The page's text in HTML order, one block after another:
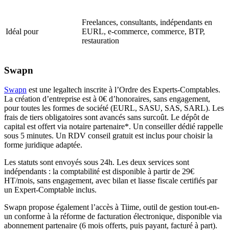
Idéal pour
Freelances, consultants, indépendants en
EURL, e-commerce, commerce, BTP,
restauration
Swapn
Swapn est une legaltech inscrite à l’Ordre des Experts-Comptables.
La création d’entreprise est à 0€ d’honoraires, sans engagement,
pour toutes les formes de société (EURL, SASU, SAS, SARL). Les
frais de tiers obligatoires sont avancés sans surcoût. Le dépôt de
capital est offert via notaire partenaire*. Un conseiller dédié rappelle
sous 5 minutes. Un RDV conseil gratuit est inclus pour choisir la
forme juridique adaptée.
Les statuts sont envoyés sous 24h. Les deux services sont
indépendants : la comptabilité est disponible à partir de 29€
HT/mois, sans engagement, avec bilan et liasse fiscale certifiés par
un Expert-Comptable inclus.
Swapn propose également l’accès à Tiime, outil de gestion tout-en-
un conforme à la réforme de facturation électronique, disponible via
abonnement partenaire (6 mois offerts, puis payant, facturé à part).